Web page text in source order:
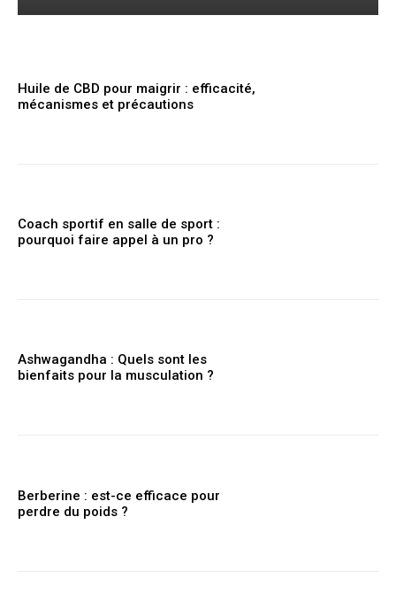
Huile de CBD pour maigrir : efficacité,
mécanismes et précautions
Coach sportif en salle de sport :
pourquoi faire appel à un pro ?
Ashwagandha : Quels sont les
bienfaits pour la musculation ?
Berberine : est-ce efficace pour
perdre du poids ?